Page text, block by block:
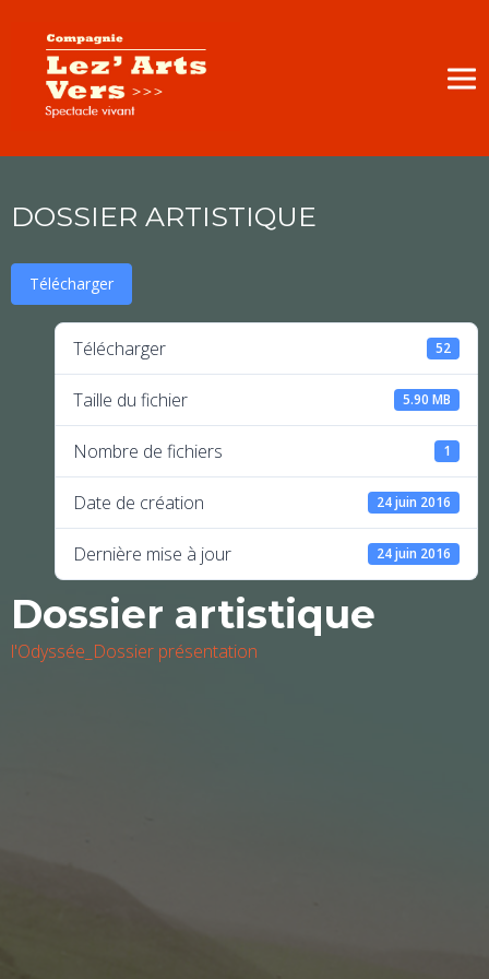
DOSSIER ARTISTIQUE
Télécharger
Télécharger 52
Taille du fichier 5.90 MB
Nombre de fichiers 1
Date de création 24 juin 2016
Dernière mise à jour 24 juin 2016
Dossier artistique
l'Odyssée_Dossier présentation